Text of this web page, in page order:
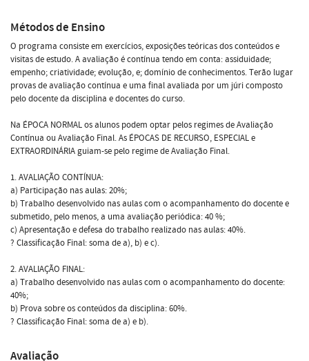
Métodos de Ensino
O programa consiste em exercícios, exposições teóricas dos conteúdos e
visitas de estudo. A avaliação é contínua tendo em conta: assiduidade;
empenho; criatividade; evolução, e; domínio de conhecimentos. Terão lugar
provas de avaliação contínua e uma final avaliada por um júri composto
pelo docente da disciplina e docentes do curso.
Na ÉPOCA NORMAL os alunos podem optar pelos regimes de Avaliação
Contínua ou Avaliação Final. As ÉPOCAS DE RECURSO, ESPECIAL e
EXTRAORDINÁRIA guiam-se pelo regime de Avaliação Final.
1. AVALIAÇÃO CONTÍNUA:
a) Participação nas aulas: 20%;
b) Trabalho desenvolvido nas aulas com o acompanhamento do docente e
submetido, pelo menos, a uma avaliação periódica: 40 %;
c) Apresentação e defesa do trabalho realizado nas aulas: 40%.
? Classificação Final: soma de a), b) e c).
2. AVALIAÇÃO FINAL:
a) Trabalho desenvolvido nas aulas com o acompanhamento do docente:
40%;
b) Prova sobre os conteúdos da disciplina: 60%.
? Classificação Final: soma de a) e b).
Avaliação